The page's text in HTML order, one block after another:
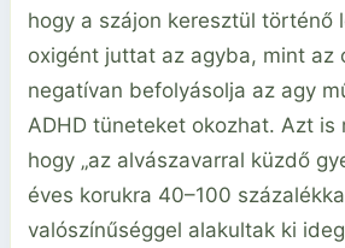
hogy a szájon keresztül történő
oxigént juttat az agyba, mint az
negatívan befolyásolja az agy
ADHD tüneteket okozhat. Azt is
hogy „az alvászavarral küzdő
éves korukra 40–100
valószínűséggel alakultak ki